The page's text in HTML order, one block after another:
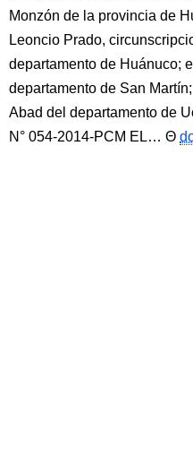
Monzón de la provincia de
Leoncio Prado,
departamento de Huánuco;
departamento de San
Abad del departamento de
N° 054-2014-PCM EL…